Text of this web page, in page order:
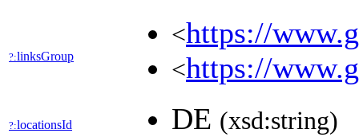
?:linksGroup
<https://
<https://
?:locationsId DE (xsd:string)